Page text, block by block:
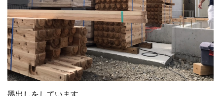
墨出しをしています。